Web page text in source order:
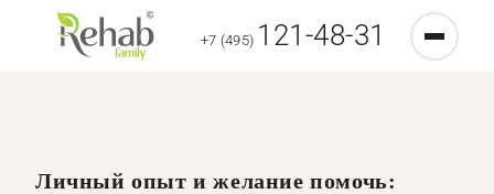
+7 (495) 121-48-31
Личный опыт и желание помочь: